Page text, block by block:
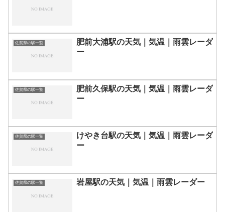
佐賀県の駅一覧
肥前大浦駅の天気｜気温｜雨雲レーダ
ー
佐賀県の駅一覧
肥前久保駅の天気｜気温｜雨雲レーダ
ー
佐賀県の駅一覧
けやき台駅の天気｜気温｜雨雲レーダ
ー
佐賀県の駅一覧 岩屋駅の天気｜気温｜雨雲レーダー